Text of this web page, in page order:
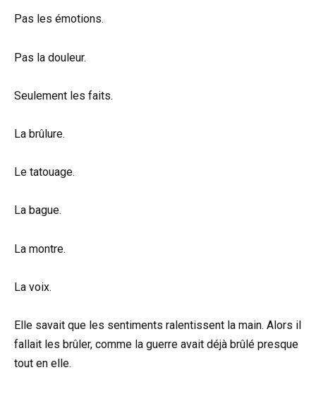
Pas les émotions.
Pas la douleur.
Seulement les faits.
La brûlure.
Le tatouage.
La bague.
La montre.
La voix.
Elle savait que les sentiments ralentissent la main. Alors il
fallait les brûler, comme la guerre avait déjà brûlé presque
tout en elle.